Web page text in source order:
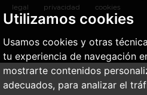
Utilizamos cookies
Usamos cookies y otras
tu experiencia de navegación
mostrarte contenidos
adecuados, para analizar el
legal
privacidad
cookies